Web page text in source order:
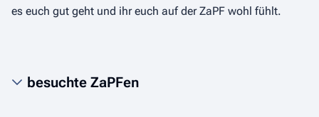
es euch gut geht und ihr euch auf der ZaPF wohl fühlt.
besuchte ZaPFen